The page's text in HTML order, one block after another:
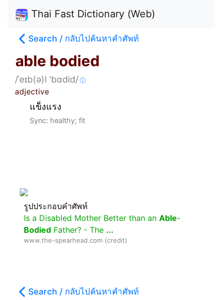
Thai Fast Dictionary (Web)
Search / กลับไปค้นหาคำศัพท์
able bodied
/ˈeɪb(ə)l 'bɑdid/ ⓘ
adjective
แข็งแรง
Sync: healthy; fit
รูปประกอบคำศัพท์
Is a Disabled Mother Better than an Able-
Bodied Father? - The ...
www.the-spearhead.com (credit)
Search / กลับไปค้นหาคำศัพท์